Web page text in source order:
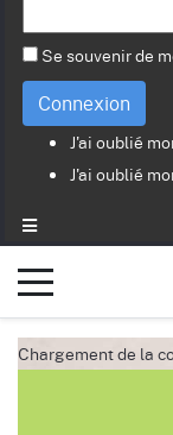
Se souvenir de
Connexion
J'ai oublié
J'ai oublié
Chargement de la